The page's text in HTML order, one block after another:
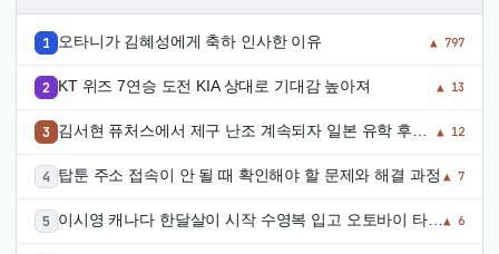
오타니가 김혜성에게 축하 인사한 이유 ▲ 797
KT 위즈 7연승 도전 KIA 상대로 기대감 높아져 ▲ 13
김서현 퓨처스에서 제구 난조 계속되자 일본 유학 후기
▲ 12
탑툰 주소 접속이 안 될 때 확인해야 할 문제와 해결 과정 ▲ 7
이시영 캐나다 한달살이 시작 수영복 입고 오토바이 타며 ▲ 6